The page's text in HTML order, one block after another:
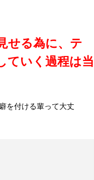
せる為に、テ
ていく過程は当
を付ける輩って大丈